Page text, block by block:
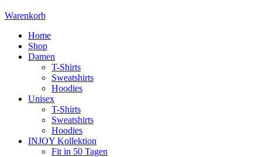
Warenkorb
Home
Shop
Damen
T-Shirts
Sweatshirts
Hoodies
Unisex
T-Shirts
Sweatshirts
Hoodies
INJOY Kollektion
Fit in 50 Tagen